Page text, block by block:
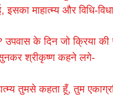
माहात्म्य और विधि-
के दिन जो क्रिया
श्रीकृष्ण कहने लगे-
तुमसे कहता हूँ, तुम